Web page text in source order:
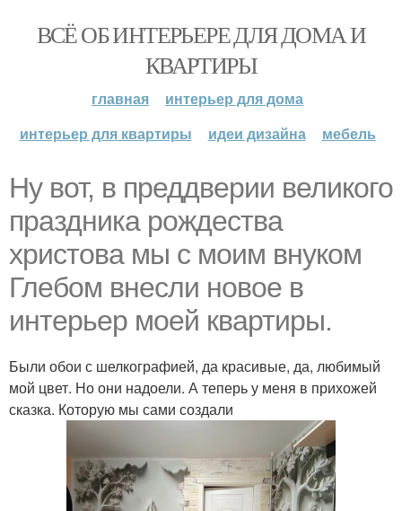
ВСЁ ОБ ИНТЕРЬЕРЕ ДЛЯ ДОМА И
КВАРТИРЫ
главная
интерьер для дома
интерьер для квартиры
идеи дизайна мебель
Ну вот, в преддверии великого
праздника рождества
христова мы с моим внуком
Глебом внесли новое в
интерьер моей квартиры.
Были обои с шелкографией, да красивые, да, любимый
мой цвет. Но они надоели. А теперь у меня в прихожей
сказка. Которую мы сами создали